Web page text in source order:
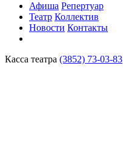
Афиша Репертуар
Театр Коллектив
Новости Контакты
Касса театра (3852) 73-03-83